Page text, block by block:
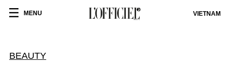
MENU VIETNAM
BEAUTY